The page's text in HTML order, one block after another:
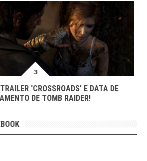
'CROSSROADS' E DATA DE
DE TOMB RAIDER!